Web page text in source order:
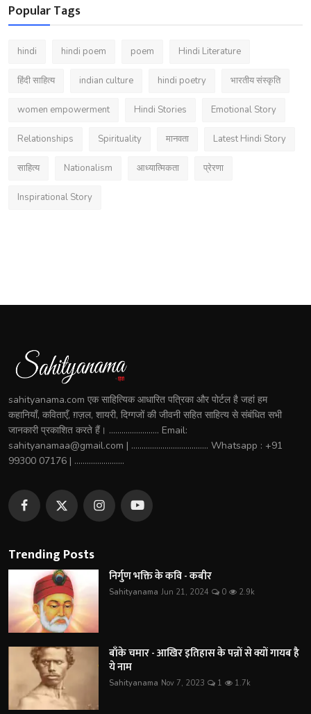
Popular Tags
hindi hindi poem poem Hindi Literature
हिंदी साहित्य indian culture hindi poetry भारतीय संस्कृति
women empowerment Hindi Stories Emotional Story
Relationships Spirituality मानवता Latest Hindi Story
साहित्य Nationalism आध्यात्मिकता प्रेरणा
Inspirational Story
sahityanama.com एक साहित्यिक आधारित पत्रिका और पोर्टल है जहां हम
कहानियाँ, कविताएँ, ग़ज़ल, शायरी, दिग्गजों की जीवनी सहित साहित्य से संबंधित सभी
जानकारी प्रकाशित करते हैं। ........................ Email:
sahityanamaa@gmail.com | ..................................... Whatsapp : +91
99300 07176 | ........................
Trending Posts
निर्गुण भक्ति के कवि - कबीर
Sahityanama Jun 21, 2024 0 2.9k
बाँके चमार - आखिर इतिहास के पन्नों से क्यों गायब है
ये नाम
Sahityanama Nov 7, 2023 1 1.7k